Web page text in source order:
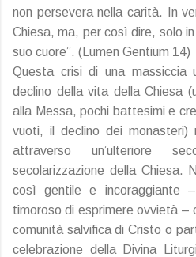
non persevera nella carità. In
Chiesa, ma, per così dire, solo in
suo cuore”. (Lumen Gentium 14)
Questa crisi di una massiccia
declino della vita della Chiesa
alla Messa, pochi battesimi e
vuoti, il declino dei monasteri)
attraverso un’ulteriore
secolarizzazione della Chiesa.
così gentile e incoraggiante
timoroso di esprimere ovvietà –
comunità salvifica di Cristo o
celebrazione della Divina